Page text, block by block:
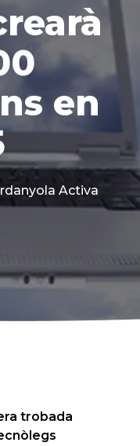
en
Activa
trobada